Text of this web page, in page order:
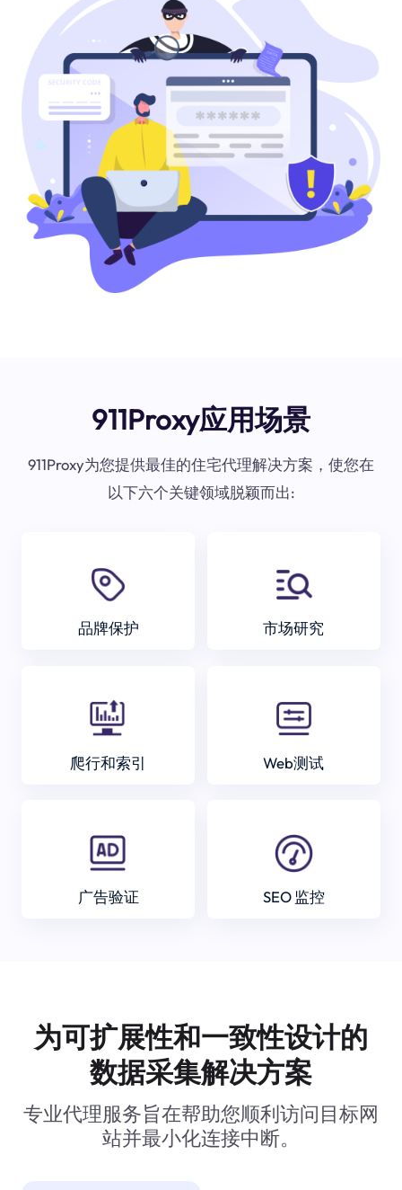
911Proxy应用场景
911Proxy为您提供最佳的住宅代理解决方案，使您在
以下六个关键领域脱颖而出:
品牌保护 市场研究
爬行和索引 Web测试
广告验证 SEO 监控
为可扩展性和一致性设计的
数据采集解决方案
专业代理服务旨在帮助您顺利访问目标网
站并最小化连接中断。